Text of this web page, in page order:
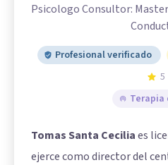
Psicologo Consultor:
Profesional verificado
5
Terapia
Tomas Santa Ceciliaes
ejerce como director del